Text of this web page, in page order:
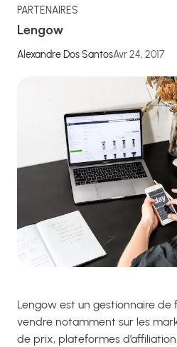
PARTENAIRES
Lengow
Alexandre Dos SantosAvr 24, 2017
Lengow est un gestionnaire de
vendre notamment sur les
de prix, plateformes